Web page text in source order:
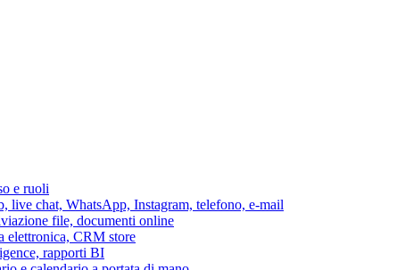
e ruoli
chat, WhatsApp, Instagram, telefono, e-mail
file, documenti online
elettronica, CRM store
rapporti BI